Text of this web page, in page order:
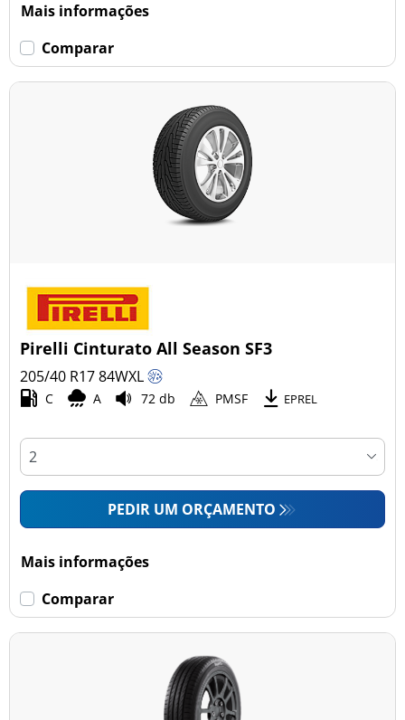
Mais informações
Comparar
Pirelli Cinturato All Season SF3
205/40 R1784WXL
C A 72 db PMSF EPREL
PEDIR UM ORÇAMENTO
Mais informações
Comparar